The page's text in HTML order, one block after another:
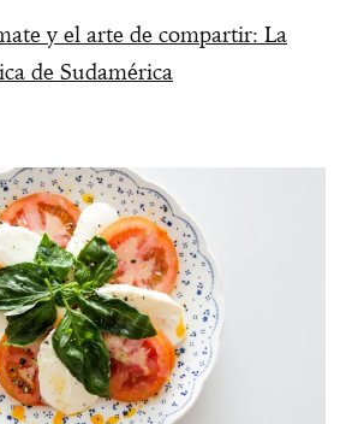
y el arte de compartir: La
de Sudamérica